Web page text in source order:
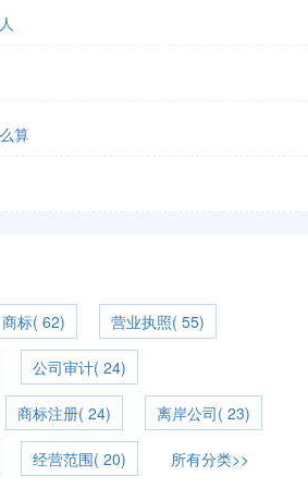
算
商标( 62) 营业执照( 55)
公司审计( 24)
商标注册( 24) 离岸公司( 23)
经营范围( 20) 所有分类>>